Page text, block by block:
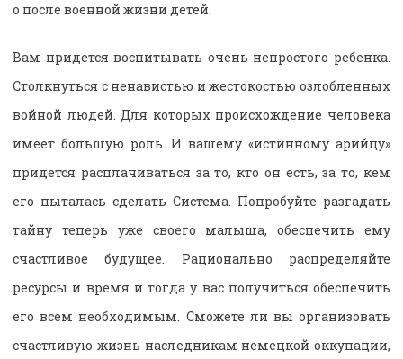
о после военной жизни детей.
Вам придется воспитывать очень непростого ребенка.
Столкнуться с ненавистью и жестокостью озлобленных
войной людей. Для которых происхождение человека
имеет большую роль. И вашему «истинному арийцу»
придется расплачиваться за то, кто он есть, за то, кем
его пыталась сделать Система. Попробуйте разгадать
тайну теперь уже своего малыша, обеспечить ему
счастливое будущее. Рационально распределяйте
ресурсы и время и тогда у вас получиться обеспечить
его всем необходимым. Сможете ли вы организовать
счастливую жизнь наследникам немецкой оккупации,